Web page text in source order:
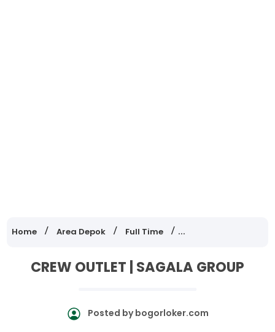
Home Area Depok Full Time Lowongan Kerja
CREW OUTLET | SAGALA GROUP
Posted bybogorloker.com